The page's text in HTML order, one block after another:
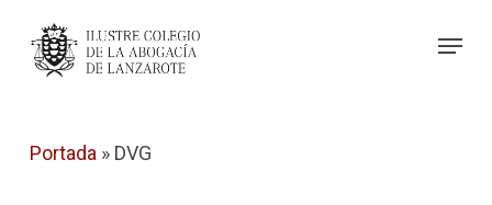
Menu
Portada » DVG